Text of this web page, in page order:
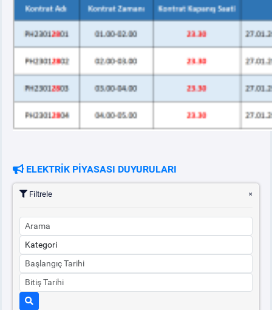
ELEKTRİK PİYASASI DUYURULARI
Filtrele